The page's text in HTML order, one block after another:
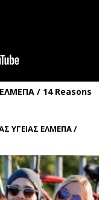
/ 14 Reasons
ΥΓΕΙΑΣ ΕΛΜΕΠΑ /